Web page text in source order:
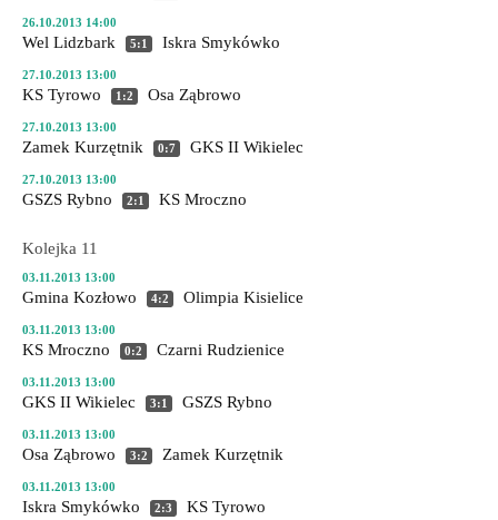
26.10.2013 14:00
Wel Lidzbark 5:1 Iskra Smykówko
27.10.2013 13:00
KS Tyrowo 1:2 Osa Ząbrowo
27.10.2013 13:00
Zamek Kurzętnik 0:7 GKS II Wikielec
27.10.2013 13:00
GSZS Rybno 2:1 KS Mroczno
Kolejka 11
03.11.2013 13:00
Gmina Kozłowo 4:2 Olimpia Kisielice
03.11.2013 13:00
KS Mroczno 0:2 Czarni Rudzienice
03.11.2013 13:00
GKS II Wikielec 3:1 GSZS Rybno
03.11.2013 13:00
Osa Ząbrowo 3:2 Zamek Kurzętnik
03.11.2013 13:00
Iskra Smykówko 2:3 KS Tyrowo